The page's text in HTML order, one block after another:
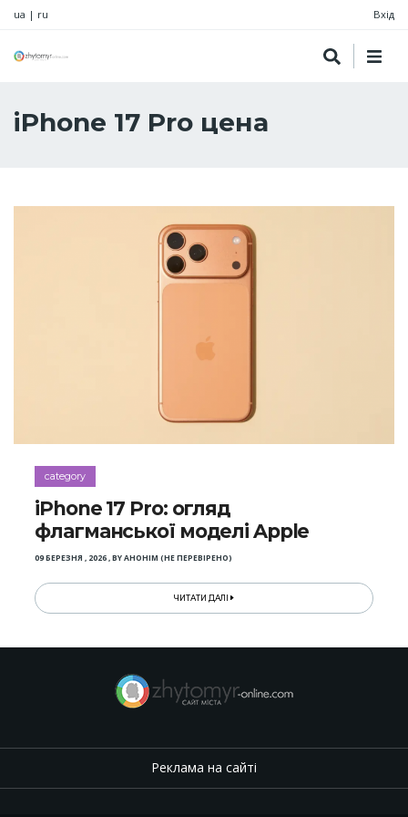
ua | ru Вхід
iPhone 17 Pro цена
category
iPhone 17 Pro: огляд
флагманської моделі Apple
09 БЕРЕЗНЯ , 2026,BYАНОНІМ (НЕ ПЕРЕВІРЕНО)
ЧИТАТИ ДАЛІ
Реклама на сайті